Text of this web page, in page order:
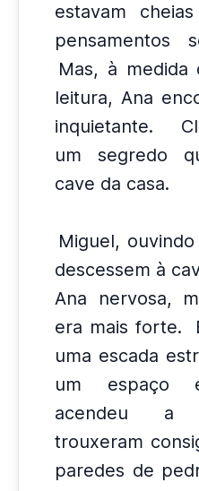
estavam
pensamentos
Mas, à medida
leitura, Ana
inquietante.
um segredo
cave da casa.
Miguel,
descessem à
Ana nervosa,
era mais forte.
uma escada
um espaço
acendeu a
trouxeram
paredes de